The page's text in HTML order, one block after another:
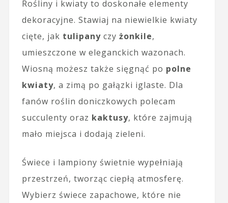
Rośliny i kwiaty to doskonałe elementy
dekoracyjne. Stawiaj na niewielkie kwiaty
cięte, jak tulipanyczy żonkile,
umieszczone w eleganckich wazonach.
Wiosną możesz także sięgnąć po polne
kwiaty, a zimą po gałązki iglaste. Dla
fanów roślin doniczkowych polecam
succulenty oraz kaktusy, które zajmują
mało miejsca i dodają zieleni.
Świece i lampiony świetnie wypełniają
przestrzeń, tworząc ciepłą atmosferę.
Wybierz świece zapachowe, które nie